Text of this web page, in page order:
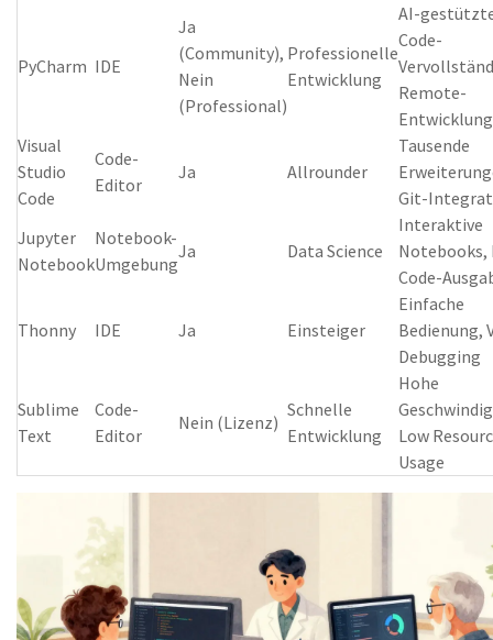
PyCharm IDE
Ja
(Community),
Nein
(Professional)
Professionelle
Entwicklung
AI-
Code-
Remote-
Entwicklung
Visual
Studio
Code
Code-
Editor
Ja Allrounder
Tausende
Git-
Jupyter
Notebook
Notebook-
Umgebung
Ja Data Science
Interaktive
Notebooks,
Code-
Thonny IDE Ja Einsteiger
Einfache
Bedienung,
Debugging
Sublime
Text
Code-
Editor
Nein (Lizenz)
Schnelle
Entwicklung
Hohe
Low
Usage